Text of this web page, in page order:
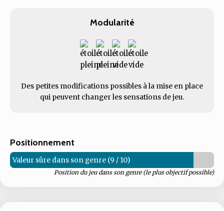
Modularité
Des petites modifications possibles à la mise en place
qui peuvent changer les sensations de jeu.
Positionnement
Valeur sûre dans son genre (9 / 10)
Position du jeu dans son genre (le plus objectif possible)